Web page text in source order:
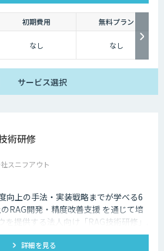
初期費用
無料プラン
なし なし
サービス選択
術研修
スニフアウト
向上の手法・実装戦略までが学べる6
RAG開発・精度改善支援 を通じて培
を提供する法人向け「RAG技術研修」.
上・実装戦略の策定までを体系的に学
詳細を見る